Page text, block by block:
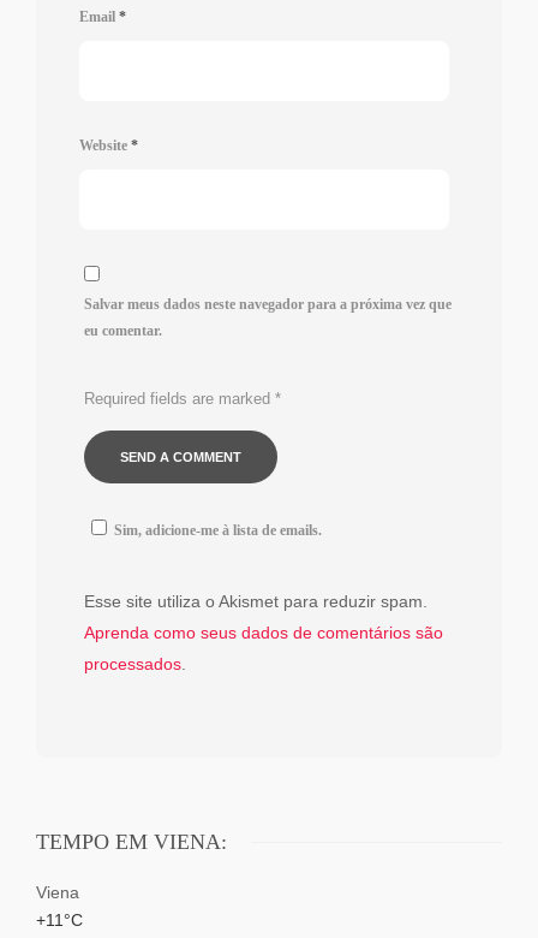
Email *
Website *
Salvar meus dados neste navegador para a próxima vez que
eu comentar.
Required fields are marked *
Sim, adicione-me à lista de emails.
Esse site utiliza o Akismet para reduzir spam.
Aprenda como seus dados de comentários são
processados
TEMPO EM VIENA:
Viena
+11°C